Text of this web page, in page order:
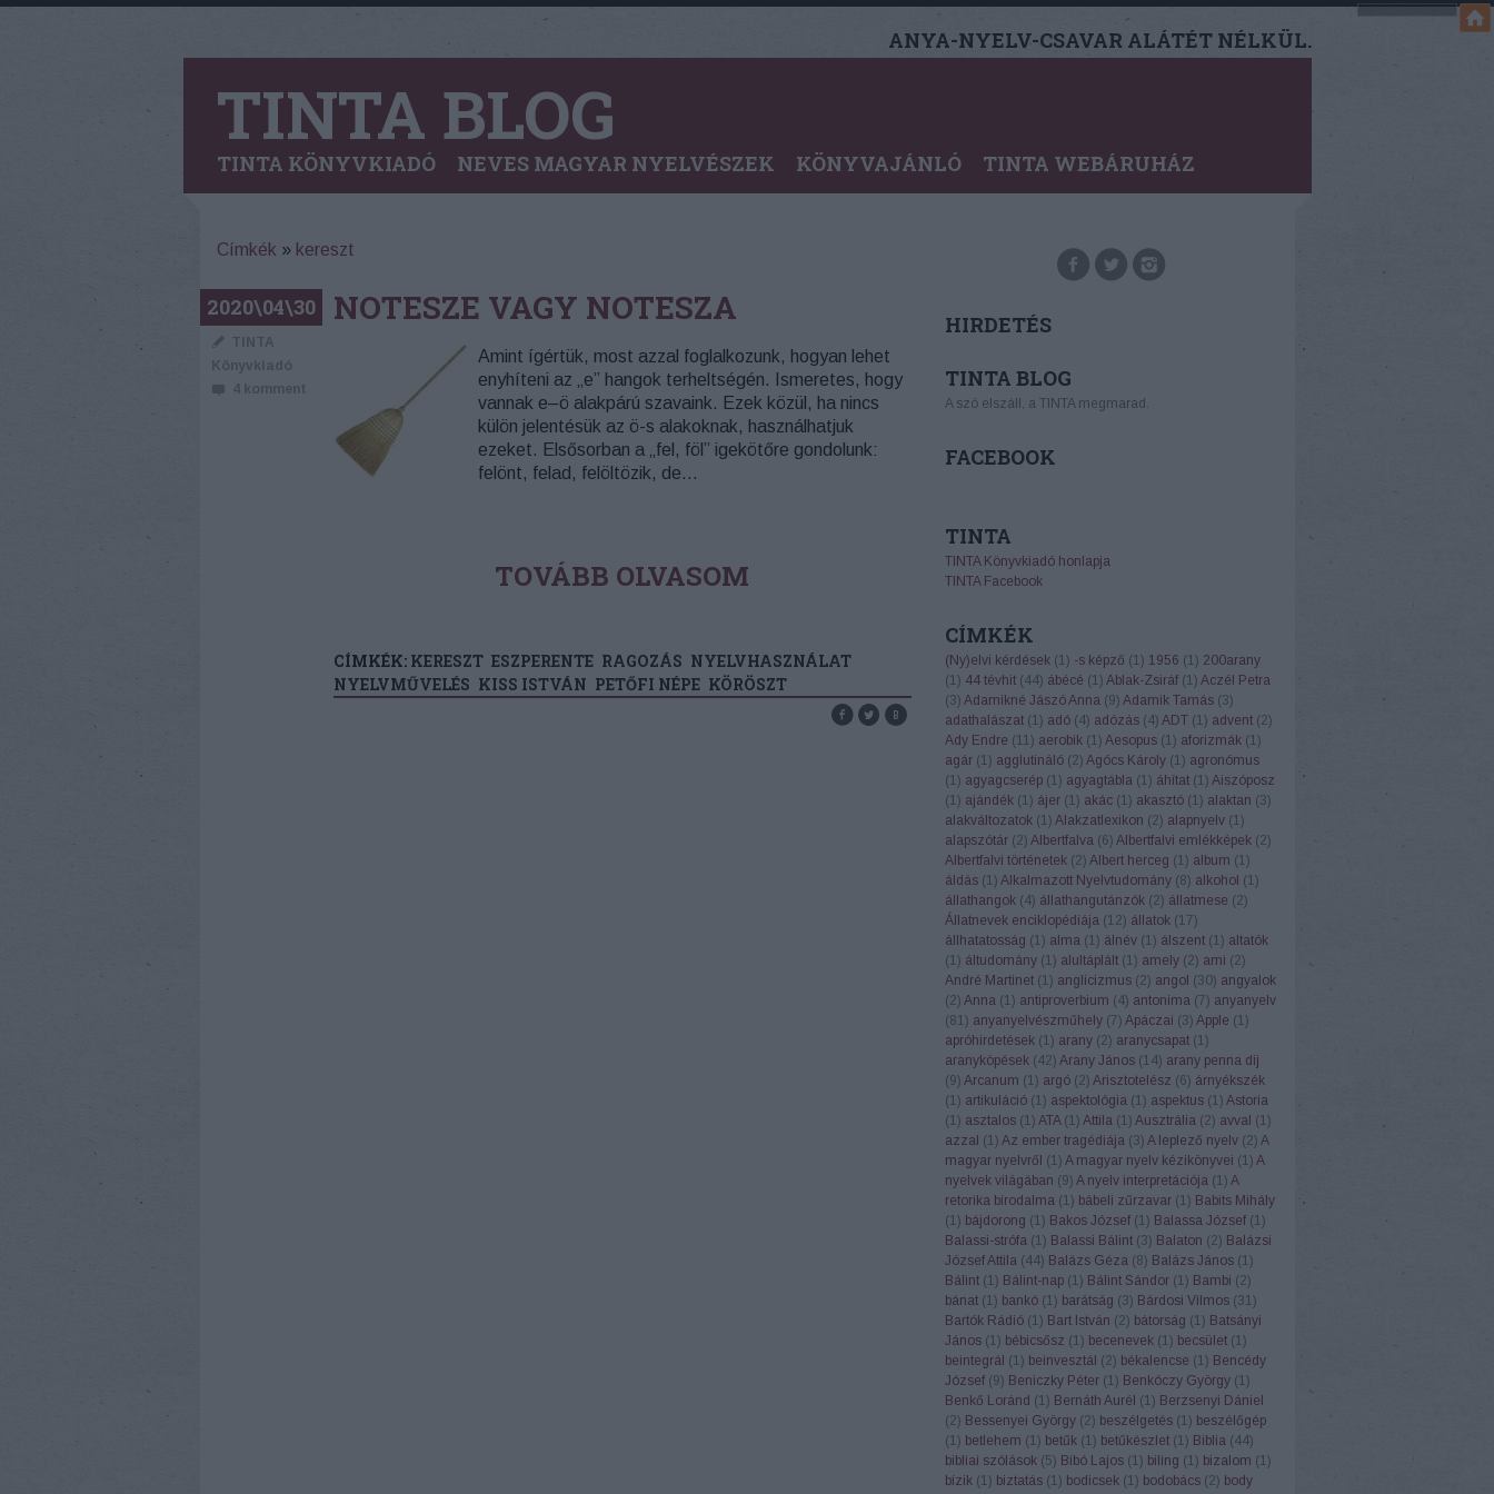
ANYA-NYELV-CSAVAR ALÁTÉT NÉLKÜL.
TINTA BLOG
TINTA KÖNYVKIADÓ NEVES MAGYAR NYELVÉSZEK KÖNYVAJÁNLÓ TINTA WEBÁRUHÁZ
Címkék » kereszt
2020\04\30
TINTA
Könyvkiadó
4
komment
NOTESZE VAGY NOTESZA
Amint ígértük, most azzal foglalkozunk, hogyan lehet
enyhíteni az „e” hangok terheltségén. Ismeretes, hogy
vannak e–ö alakpárú szavaink. Ezek közül, ha nincs
külön jelentésük az ö-s alakoknak, használhatjuk
ezeket. Elsősorban a „fel, föl” igekötőre gondolunk:
felönt, felad, felöltözik, de…
TOVÁBB OLVASOM
CÍMKÉK: KERESZT ESZPERENTE RAGOZÁS NYELVHASZNÁLAT
NYELVMŰVELÉS KISS ISTVÁN PETŐFI NÉPE KÖRÖSZT
HIRDETÉS
TINTA BLOG
A szó elszáll, a TINTA megmarad.
FACEBOOK
TINTA
TINTA Könyvkiadó honlapja
TINTA Facebook
CÍMKÉK
(Ny)elvi kérdések (1) -s képző (1) 1956 (1) 200arany
(1) 44 tévhit (44) ábécé (1) Ablak-Zsiráf (1) Aczél Petra
(3) Adamikné Jászó Anna (9) Adamik Tamás (3)
adathalászat (1) adó (4) adózás (4) ADT (1) advent (2)
Ady Endre (11) aerobik (1) Aesopus (1) aforizmák (1)
agár (1) agglutináló (2) Agócs Károly (1) agronómus
(1) agyagcserép (1) agyagtábla (1) áhítat (1) Aiszóposz
(1) ajándék (1) ájer (1) akác (1) akasztó (1) alaktan (3)
alakváltozatok (1) Alakzatlexikon (2) alapnyelv (1)
alapszótár (2) Albertfalva (6) Albertfalvi emlékképek (2)
Albertfalvi történetek (2) Albert herceg (1) album (1)
áldás (1) Alkalmazott Nyelvtudomány (8) alkohol (1)
állathangok (4) állathangutánzók (2) állatmese (2)
Állatnevek enciklopédiája (12) állatok (17)
állhatatosság (1) alma (1) álnév (1) álszent (1) altatók
(1) áltudomány (1) alultáplált (1) amely (2) ami (2)
André Martinet (1) anglicizmus (2) angol (30) angyalok
(2) Anna (1) antiproverbium (4) antonima (7) anyanyelv
(81) anyanyelvészműhely (7) Apáczai (3) Apple (1)
apróhirdetések (1) arany (2) aranycsapat (1)
aranyköpések (42) Arany János (14) arany penna díj
(9) Arcanum (1) argó (2) Arisztotelész (6) árnyékszék
(1) artikuláció (1) aspektológia (1) aspektus (1) Astoria
(1) asztalos (1) ATA (1) Attila (1) Ausztrália (2) avval (1)
azzal (1) Az ember tragédiája (3) A leplező nyelv (2) A
magyar nyelvről (1) A magyar nyelv kézikönyvei (1) A
nyelvek világában (9) A nyelv interpretációja (1) A
retorika birodalma (1) bábeli zűrzavar (1) Babits Mihály
(1) bájdorong (1) Bakos József (1) Balassa József (1)
Balassi-strófa (1) Balassi Bálint (3) Balaton (2) Balázsi
József Attila (44) Balázs Géza (8) Balázs János (1)
Bálint (1) Bálint-nap (1) Bálint Sándor (1) Bambi (2)
bánat (1) bankó (1) barátság (3) Bárdosi Vilmos (31)
Bartók Rádió (1) Bart István (2) bátorság (1) Batsányi
János (1) bébicsősz (1) becenevek (1) becsület (1)
beintegrál (1) beinvesztál (2) békalencse (1) Bencédy
József (9) Beniczky Péter (1) Benkóczy György (1)
Benkő Loránd (1) Bernáth Aurél (1) Berzsenyi Dániel
(2) Bessenyei György (2) beszélgetés (1) beszélőgép
(1) betlehem (1) betűk (1) betűkészlet (1) Biblia (44)
bibliai szólások (5) Bibó Lajos (1) biling (1) bizalom (1)
bízik (1) biztatás (1) bodicsek (1) bodobács (2) body